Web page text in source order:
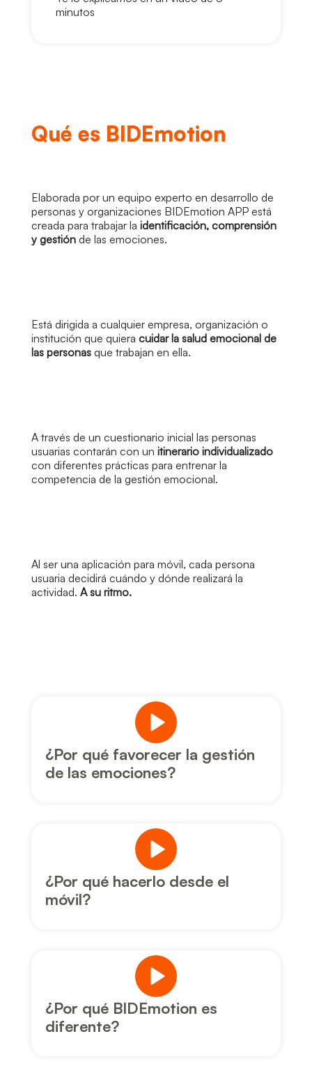
minutos
Qué es BIDEmotion
Elaborada por un equipo experto en desarrollo de
personas y organizaciones BIDEmotion APP está
creada para trabajar la identificación, comprensión
y gestiónde las emociones.
Está dirigida a cualquier empresa, organización o
institución que quiera cuidar la salud emocional de
las personasque trabajan en ella.
A través de un cuestionario inicial las personas
usuarias contarán con un itinerario individualizado
con diferentes prácticas para entrenar la
competencia de la gestión emocional.
Al ser una aplicación para móvil, cada persona
usuaria decidirá cuándo y dónde realizará la
actividad. A su ritmo.
¿Por qué favorecer la gestión
de las emociones?
¿Por qué hacerlo desde el
móvil?
¿Por qué BIDEmotion es
diferente?